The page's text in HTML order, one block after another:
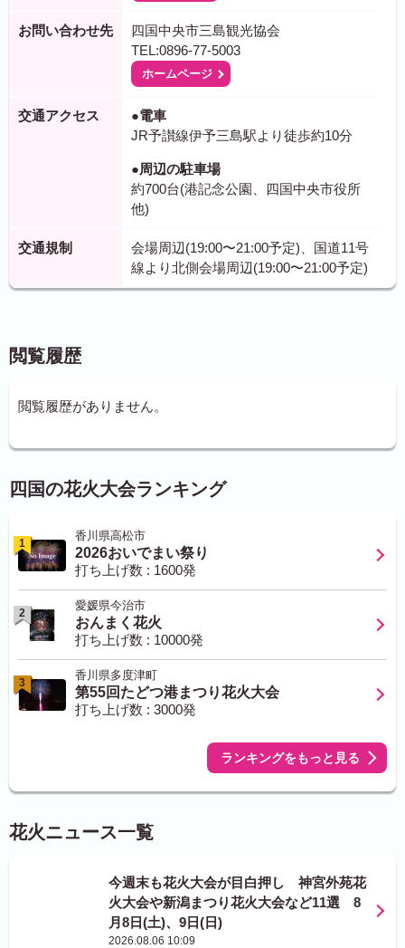
お問い合わせ先
四国中央市三島観光協会
TEL:0896-77-5003
ホームページ
交通アクセス
●電車
JR予讃線伊予三島駅より徒歩約10分
●周辺の駐車場
約700台(港記念公園、四国中央市役所
他)
交通規制
会場周辺(19:00〜21:00予定)、国道11号
線より北側会場周辺(19:00〜21:00予定)
閲覧履歴
閲覧履歴がありません。
四国の花火大会ランキング
1
香川県高松市
2026おいでまい祭り
打ち上げ数 : 1600発
2
愛媛県今治市
おんまく花火
打ち上げ数 : 10000発
3
香川県多度津町
第55回たどつ港まつり花火大会
打ち上げ数 : 3000発
ランキングをもっと見る
花火ニュース一覧
今週末も花火大会が目白押し 神宮外苑花
火大会や新潟まつり花火大会など11選 8
月8日(土)、9日(日)
2026.08.06 10:09